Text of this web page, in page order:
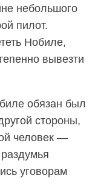
небольшого
пилот.
Нобиле,
вывезти
обязан был
стороны,
человек —
уговорам